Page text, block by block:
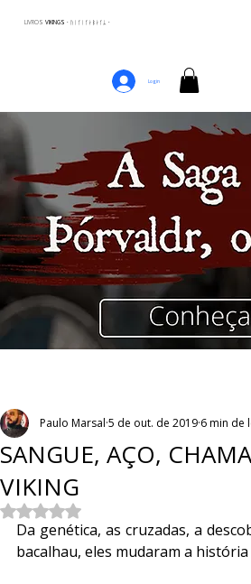
LIVROS VIKINGS · ᚢᛁᚴᛁᚴᛅᛒᛅᚴᛦ ·
Login
SANGUE, AÇO,
VIKING
Paulo Marsal 5 de out. de 2019 6 min de
Avaliado com NaN de 5 estrelas.
Da genética, as cruzadas, a
bacalhau, eles mudaram a história